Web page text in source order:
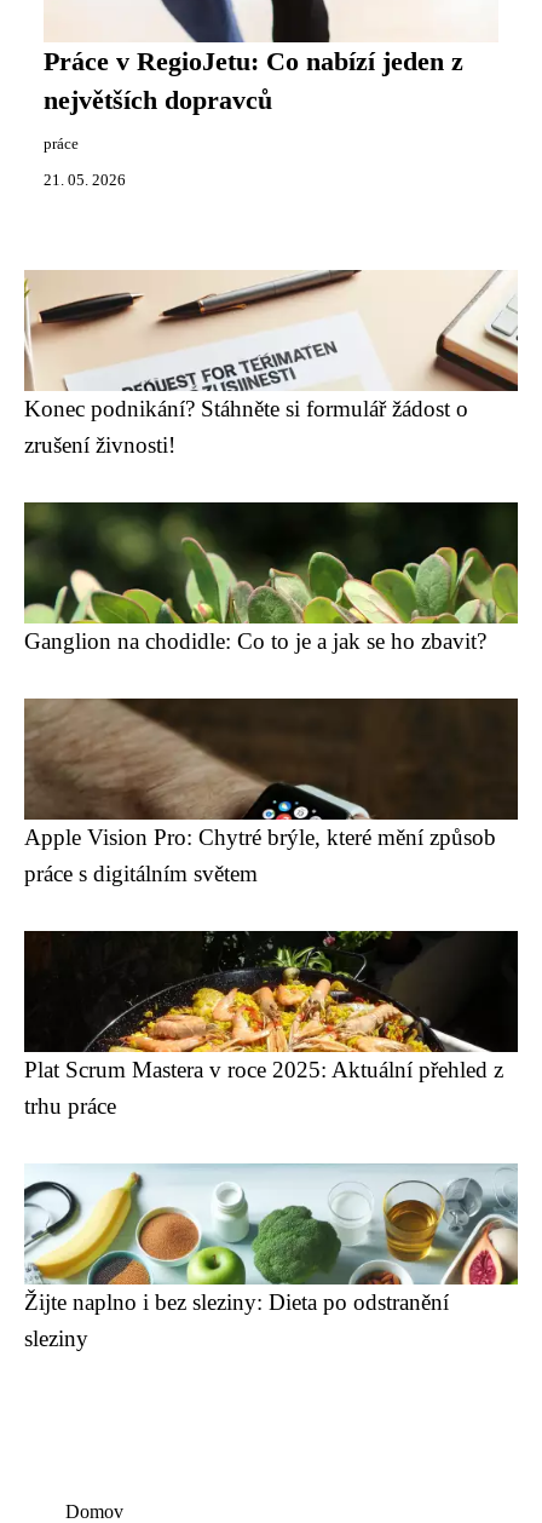
Práce v RegioJetu: Co nabízí jeden z
největších dopravců
práce
21. 05. 2026
Konec podnikání? Stáhněte si formulář žádost o
zrušení živnosti!
Ganglion na chodidle: Co to je a jak se ho zbavit?
Apple Vision Pro: Chytré brýle, které mění způsob
práce s digitálním světem
Plat Scrum Mastera v roce 2025: Aktuální přehled z
trhu práce
Žijte naplno i bez sleziny: Dieta po odstranění
sleziny
Domov